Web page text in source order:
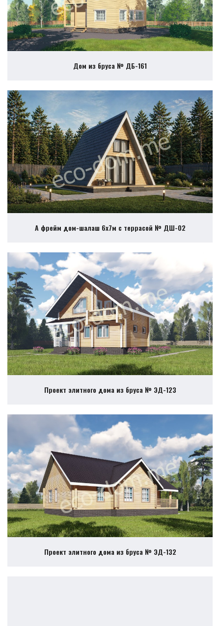
Дом из бруса № ДБ-161
А фрейм дом-шалаш 6х7м с террасой № ДШ-02
Проект элитного дома из бруса № ЭД-123
Проект элитного дома из бруса № ЭД-132